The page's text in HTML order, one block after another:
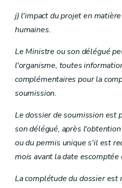
j) l'impact du projet en
humaines.
Le Ministre ou son délégué
l'organisme, toutes
complémentaires pour la
soumission.
Le dossier de soumission est
son délégué, après
ou du permis unique s'il est
mois avant la date escomptée
La complétude du dossier est